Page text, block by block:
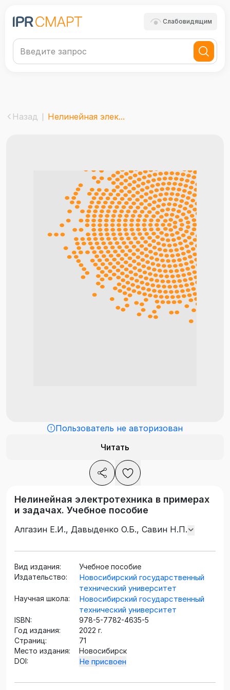
Слабовидящим
Назад Нелинейная элек...
Пользователь не авторизован
Читать
Нелинейная электротехника в примерах
и задачах. Учебное пособие
Алгазин Е.И., Давыденко О.Б., Савин Н.П.
Вид издания:
Учебное пособие
Издательство:
Новосибирский государственный
технический университет
Научная школа:
Новосибирский государственный
технический университет
ISBN:
978-5-7782-4635-5
Год издания:
2022 г.
Страниц:
71
Место издания:
Новосибирск
DOI:
Не присвоен